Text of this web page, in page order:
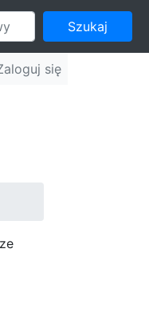
Szukaj
się